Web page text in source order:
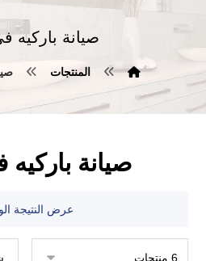
صيانة باركيه
المنتجات
صيانة باركيه
عرض النتيجة